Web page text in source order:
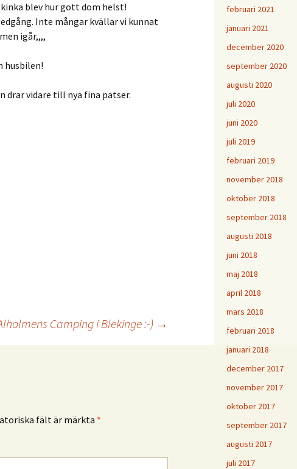
blev hur gott dom helst!
Inte mångar kvällar vi kunnat
igår,,,,
husbilen!
drar vidare till nya fina patser.
Camping i Blekinge :-) →
fält är märkta *
februari 2021
januari 2021
december 2020
september 2020
augusti 2020
juli 2020
juni 2020
juli 2019
februari 2019
november 2018
oktober 2018
september 2018
augusti 2018
juni 2018
maj 2018
april 2018
mars 2018
februari 2018
januari 2018
december 2017
november 2017
oktober 2017
september 2017
augusti 2017
juli 2017